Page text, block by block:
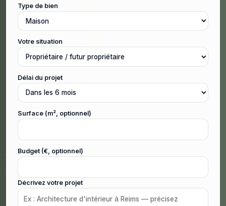
Type de bien
Votre situation
Délai du projet
Surface (m², optionnel)
Budget (€, optionnel)
Décrivez votre projet